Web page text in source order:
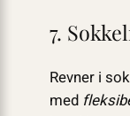
7.
Revner i
med